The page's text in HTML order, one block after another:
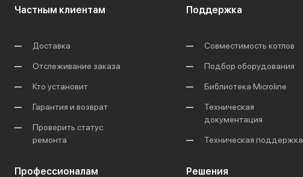
Частным клиентам
Доставка
Отслеживание заказа
Кто установит
Гарантия и возврат
Проверить статус
ремонта
Профессионалам
Поддержка
Совместимость котлов
Подбор оборудования
Библиотека Microline
Техническая
документация
Техническая поддержка
Решения